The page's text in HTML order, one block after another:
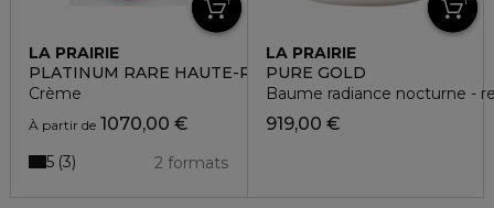
LA PRAIRIE
PLATINUM RARE HAUTE-REJUVENATION
Crème
À partir de 1070,00 €
2 formats
5 3
LA PRAIRIE
PURE GOLD
Baume radiance nocturne -
919,00 €